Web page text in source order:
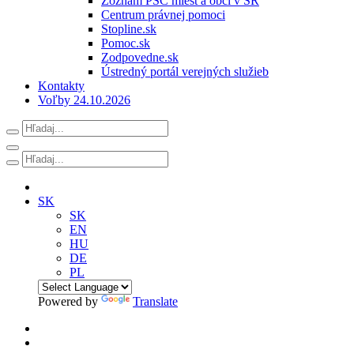
Centrum právnej pomoci
Stopline.sk
Pomoc.sk
Zodpovedne.sk
Ústredný portál verejných služieb
Kontakty
Voľby 24.10.2026
SK
SK
EN
HU
DE
PL
Powered by Translate